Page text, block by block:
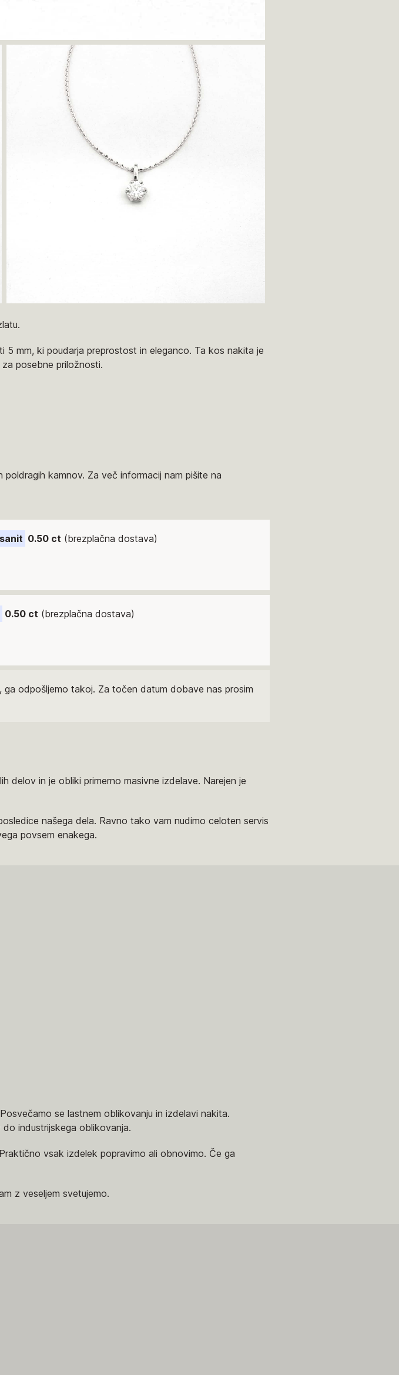
mm, ki poudarja preprostost in eleganco. Ta kos nakita je
posebne priložnosti.
kamnov. Za več informacij nam pišite na
0.50 ct (brezplačna dostava)
0.50 ct (brezplačna dostava)
odpošljemo takoj. Za točen datum dobave nas prosim
delov in je obliki primerno masivne izdelave. Narejen je
našega dela. Ravno tako vam nudimo celoten servis
povsem enakega.
se lastnem oblikovanju in izdelavi nakita.
industrijskega oblikovanja.
vsak izdelek popravimo ali obnovimo. Če ga
z veseljem svetujemo.